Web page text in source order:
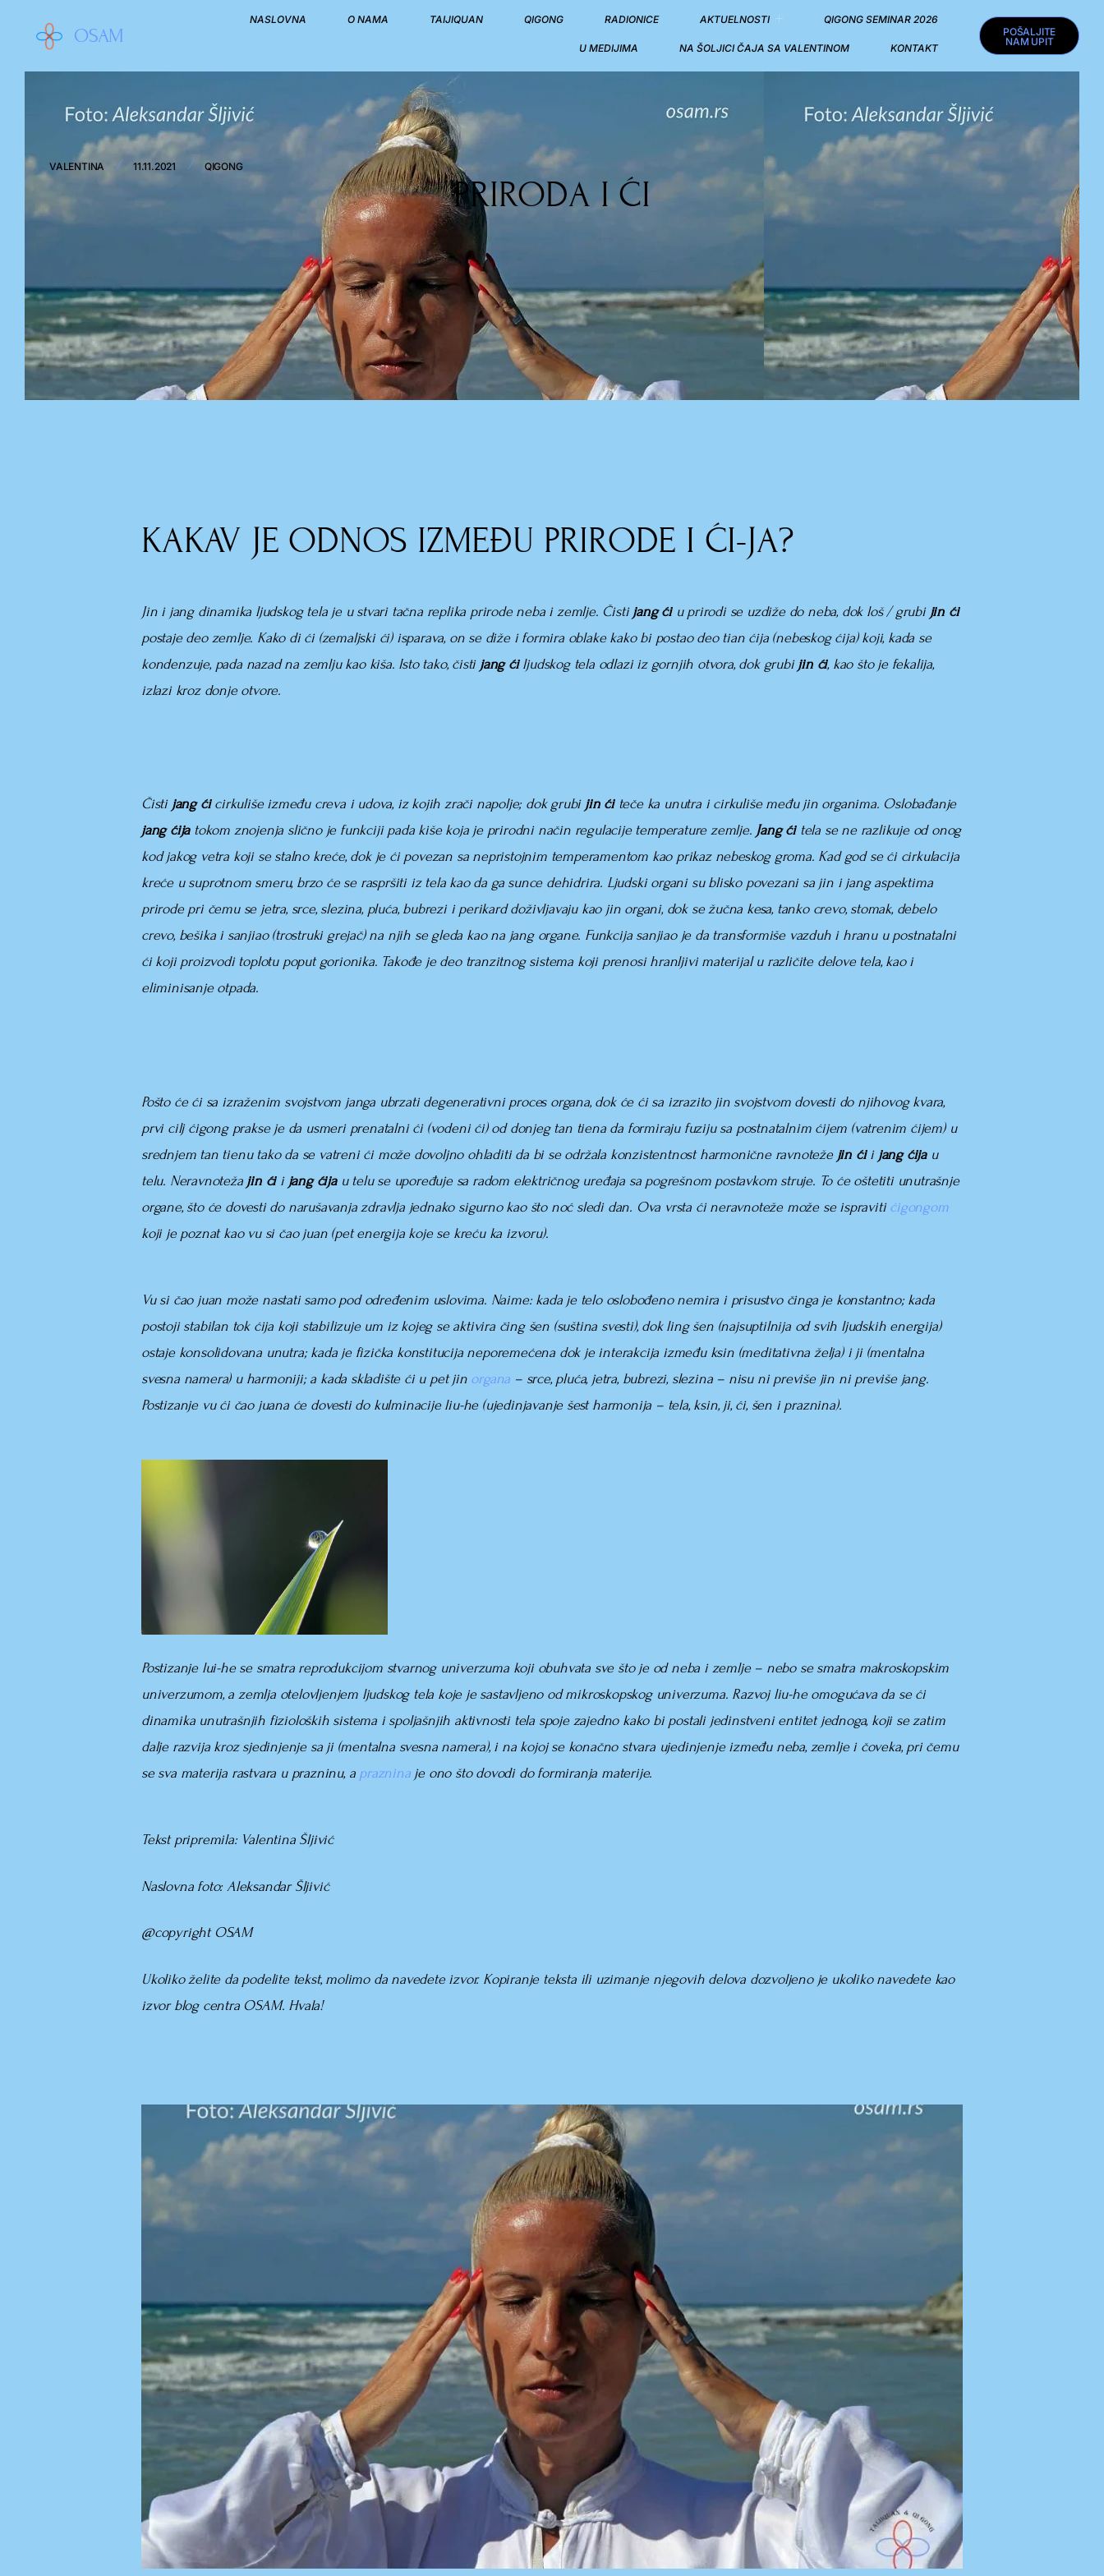
OSAM
NASLOVNA O NAMA TAIJIQUAN QIGONG RADIONICE AKTUELNOSTI QIGONG SEMINAR 2026
U MEDIJIMA NA ŠOLJICI ČAJA SA VALENTINOM KONTAKT
POŠALJITE
NAM UPIT
VALENTINA / 11.11.2021 / QIGONG
PRIRODA I ĆI
KAKAV JE ODNOS IZMEĐU PRIRODE I ĆI-JA?
Jin i jang dinamika ljudskog tela je u stvari tačna replika prirode neba i zemlje. Čistijang ćiu prirodi se uzdiže do neba, dok loš / grubi jin ći
postaje deo zemlje. Kako di ći (zemaljski ći) isparava, on se diže i formira oblake kako bi postao deotian ćija (nebeskog ćija) koji, kada se
kondenzuje, pada nazad na zemlju kao kiša. Isto tako, čisti jang ćiljudskog tela odlazi iz gornjih otvora, dok grubijin ći, kao što je fekalija,
izlazi kroz donje otvore.
Čisti jang ćicirkuliše između creva i udova, iz kojih zrači napolje; dok grubi jin ći teče ka unutra i cirkuliše među jin organima. Oslobađanje
jang ćijatokom znojenja slično je funkciji pada kiše koja je prirodni način regulacije temperature zemlje. Jang ćitela se ne razlikuje od onog
kod jakog vetra koji se stalno kreće, dok je ći povezan sa nepristojnim temperamentom kao prikaz nebeskog groma. Kad god se ći cirkulacija
kreće u suprotnom smeru, brzo će se raspršiti iz tela kao da ga sunce dehidrira. Ljudski organi su blisko povezani sa jin i jang aspektima
prirode pri čemu se jetra, srce, slezina, pluća, bubrezi i perikard doživljavaju kao jin organi, dok se žučna kesa, tanko crevo, stomak, debelo
crevo, bešika i sanjiao (trostruki grejač) na njih se gleda kao na jang organe. Funkcija sanjiao je da transformiše vazduh i hranu u postnatalni
ći koji proizvodi toplotu poput gorionika. Takođe je deo tranzitnog sistema koji prenosi hranljivi materijal u različite delove tela, kao i
eliminisanje otpada.
Pošto će ći sa izraženim svojstvom janga ubrzati degenerativni proces organa, dok će ći sa izrazito jin svojstvom dovesti do njihovog kvara,
prvi cilj ćigong prakse je da usmeri prenatalni ći (vodeni ći)od donjeg tan tiena da formiraju fuziju sa postnatalnim ćijem (vatrenim ćijem) u
srednjem tan tienu tako da se vatreni ći može dovoljno ohladiti da bi se održala konzistentnost harmonične ravnoteže jin ćii jang ćijau
telu. Neravnoteža jin ći i jang ćijau telu se upoređuje sa radom električnog uređaja sa pogrešnom postavkom struje. To će oštetiti unutrašnje
organe, što će dovesti do narušavanja zdravlja jednako sigurno kao što noć sledi dan. Ova vrsta ći neravnoteže može se ispravitićigongom
koji je poznat kao vu si čao juan (pet energija koje se kreću ka izvoru).
Vu si čao juan može nastati samo pod određenim uslovima. Naime: kada je telo oslobođeno nemira i prisustvo činga je konstantno; kada
postoji stabilan tok ćija koji stabilizuje um iz kojeg se aktivira čing šen (suština svesti), dok ling šen (najsuptilnija od svih ljudskih energija)
ostaje konsolidovana unutra; kada je fizička konstitucija neporemećena dok je interakcija između ksin (meditativna želja) i ji (mentalna
svesna namera) u harmoniji; a kada skladište ći u pet jin organa – srce, pluća, jetra, bubrezi, slezina – nisu ni previše jin ni previše jang.
Postizanje vu ći čao juana će dovesti do kulminacije liu-he (ujedinjavanje šest harmonija – tela, ksin, ji, ći, šen i praznina).
Postizanje lui-he se smatra reprodukcijom stvarnog univerzuma koji obuhvata sve što je od neba i zemlje – nebo se smatra makroskopskim
univerzumom, a zemlja otelovljenjem ljudskog tela koje je sastavljeno od mikroskopskog univerzuma. Razvoj liu-he omogućava da se ći
dinamika unutrašnjih fizioloških sistema i spoljašnjih aktivnosti tela spoje zajedno kako bi postali jedinstveni entitet jednoga, koji se zatim
dalje razvija kroz sjedinjenje sa ji (mentalna svesna namera), i na kojoj se konačno stvara ujedinjenje između neba, zemlje i čoveka, pri čemu
se sva materija rastvara u prazninu, a prazninaje ono što dovodi do formiranja materije.
Tekst pripremila: Valentina Šljivić
Naslovna foto:Aleksandar Šljivić
@copyright OSAM
Ukoliko želite da podelite tekst, molimo da navedete izvor. Kopiranje teksta ili uzimanje njegovih delova dozvoljeno je ukoliko navedete kao
izvor blog centra OSAM. Hvala!